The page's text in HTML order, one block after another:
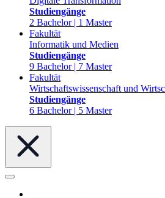
Studiengänge
2 Bachelor | 1 Master
Fakultät
Informatik und Medien
Studiengänge
9 Bachelor | 7 Master
Fakultät
Wirtschaftswissenschaft und
Studiengänge
6 Bachelor | 5 Master